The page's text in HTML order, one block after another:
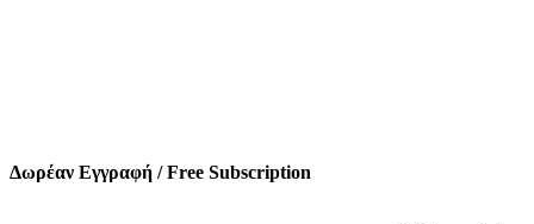
Δωρέαν Εγγραφή / Free Subscription